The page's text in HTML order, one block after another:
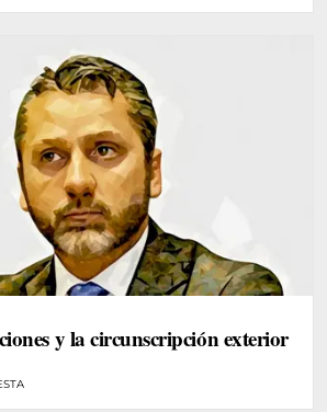
y la circunscripción exterior